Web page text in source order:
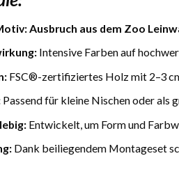
Ausbruch aus dem Zoo
Intensive Farben auf
FSC®-zertifiziertes Holz mit 2–3
Passend für kleine Nischen oder als
Entwickelt, um Form und
Dank beiliegendem Montageset